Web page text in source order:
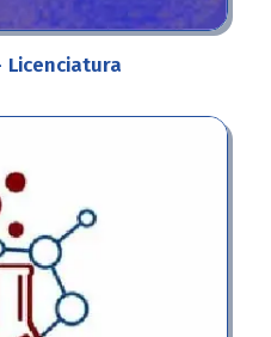
Licenciatura